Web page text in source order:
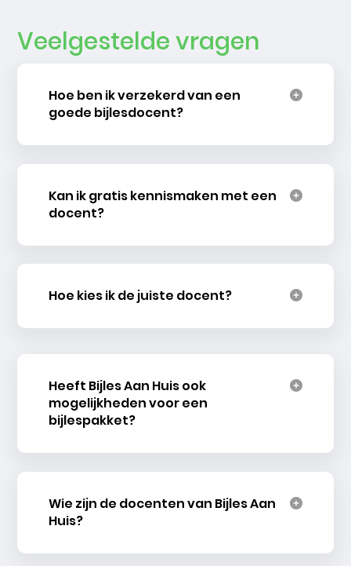
Veelgestelde vragen
Hoe ben ik verzekerd van een
goede bijlesdocent?
Kan ik gratis kennismaken met een
docent?
Hoe kies ik de juiste docent?
Heeft Bijles Aan Huis ook
mogelijkheden voor een
bijlespakket?
Wie zijn de docenten van Bijles Aan
Huis?